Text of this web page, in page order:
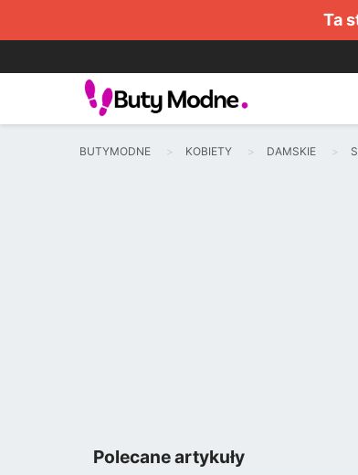
Ta
BUTYMODNE KOBIETY DAMSKIE
Polecane artykuły